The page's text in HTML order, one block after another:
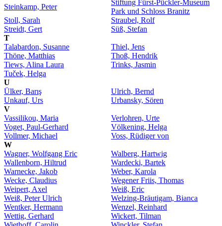
Steinkamp, Peter
Stiftung Fürst-Pückler-Museum
Park und Schloss Branitz
Stoll, Sarah
Straubel, Rolf
Streidt, Gert
Süß, Stefan
T
Talabardon, Susanne
Thiel, Jens
Thöne, Matthias
Thoß, Hendrik
Tiews, Alina Laura
Trinks, Jasmin
Tuček, Helga
U
Ülker, Barış
Ulrich, Bernd
Unkauf, Urs
Urbansky, Sören
V
Vassilikou, Maria
Verlohren, Urte
Voget, Paul-Gerhard
Völkening, Helga
Vollmer, Michael
Voss, Rüdiger von
W
Wagner, Wolfgang Eric
Walberg, Hartwig
Wallenborn, Hiltrud
Wardecki, Bartek
Warnecke, Jakob
Weber, Karola
Wecke, Claudius
Wegener Friis, Thomas
Weipert, Axel
Weiß, Eric
Weiß, Peter Ulrich
Welzing-Bräutigam, Bianca
Wentker, Hermann
Wenzel, Reinhard
Wettig, Gerhard
Wickert, Tilman